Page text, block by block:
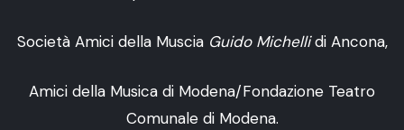
Società Amici della Muscia Guido Michellidi Ancona,
Amici della Musica di Modena/Fondazione Teatro
Comunale di Modena.